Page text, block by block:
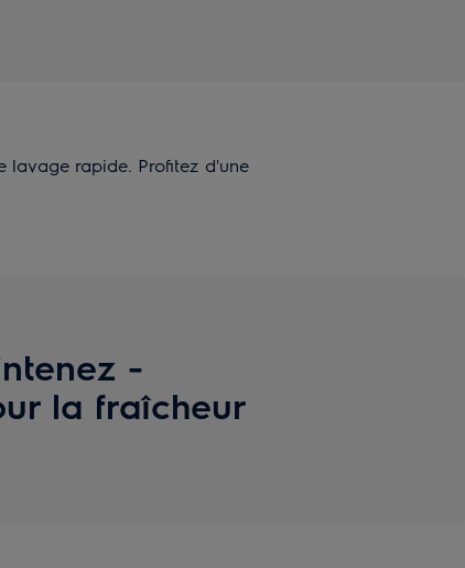
lavage rapide. Profitez d'une
-
la fraîcheur